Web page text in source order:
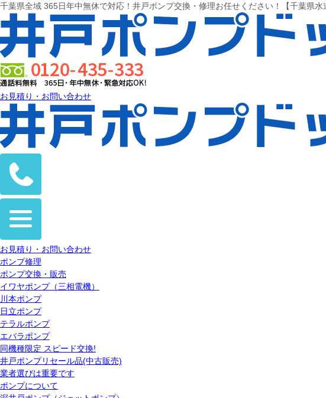
千葉県全域 365日年中無休で対応！井戸ポンプ交換・修理お任せください！【千葉県水
お見積り・お問い合わせ
お見積り・お問い合わせ
ポンプ修理
ポンプ交換・販売
イワヤポンプ（三相電機）
川本ポンプ
日立ポンプ
テラルポンプ
エバラポンプ
同機種限定 スピード交換!
井戸ポンプリセール品(中古販売)
業者選びは重要です
ポンプについて